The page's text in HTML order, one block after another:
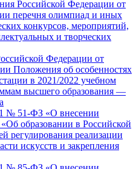
Российской Федерации от
перечня олимпиад и иных
конкурсов, мероприятий,
и творческих
Федерации от
Положения об особенностях
в 2021/2022 учебном
высшего образования —
№ 51-ФЗ «О внесении
образовании в Российской
регулирования реализации
искусств и закрепления